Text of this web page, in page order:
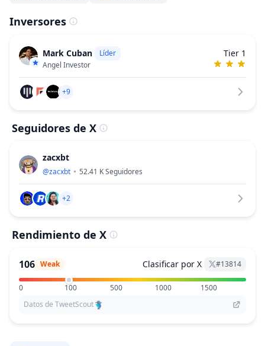
Inversores
Mark Cuban
Líder
Angel Investor
Tier 1
+9
Seguidores de X
zacxbt
@zacxbt 52.41 KSeguidores
+2
Rendimiento de X
106 Weak Clasificar por X #13814
0 100 500 1000
1500
Datos de TweetScout